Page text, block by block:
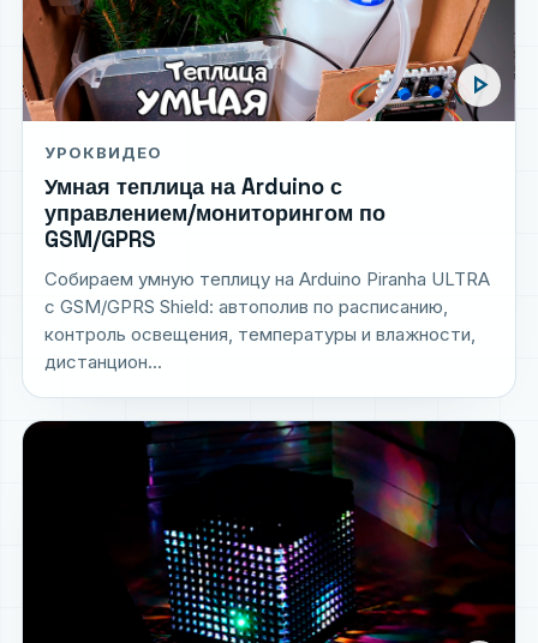
play_arrow
УРОКВИДЕО
Умная теплица на Arduino с
управлением/мониторингом по
GSM/GPRS
Собираем умную теплицу на Arduino Piranha ULTRA
с GSM/GPRS Shield: автополив по расписанию,
контроль освещения, температуры и влажности,
дистанцион...